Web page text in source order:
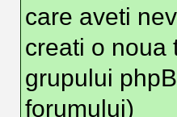
care aveti
creati o noua
grupului
forumului)